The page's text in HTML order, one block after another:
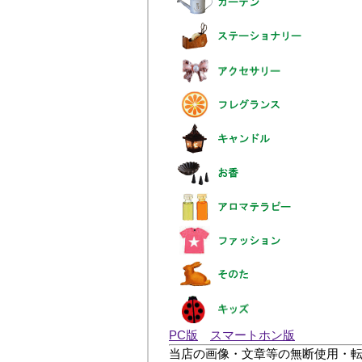
PC版
スマートホン版
当店の画像・文章等の無断使用・